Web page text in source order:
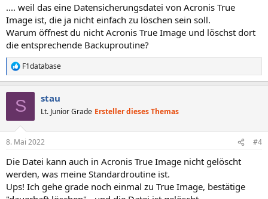
.... weil das eine Datensicherungsdatei von Acronis True
Image ist, die ja nicht einfach zu löschen sein soll.
Warum öffnest du nicht Acronis True Image und löschst dort
die entsprechende Backuproutine?
R
e
e
:
F1database
S stau
Lt. Junior Grade Ersteller dieses Themas
8. Mai 2022 #4
Die Datei kann auch in Acronis True Image nicht gelöscht
werden, was meine Standardroutine ist.
Ups! Ich gehe grade noch einmal zu True Image, bestätige